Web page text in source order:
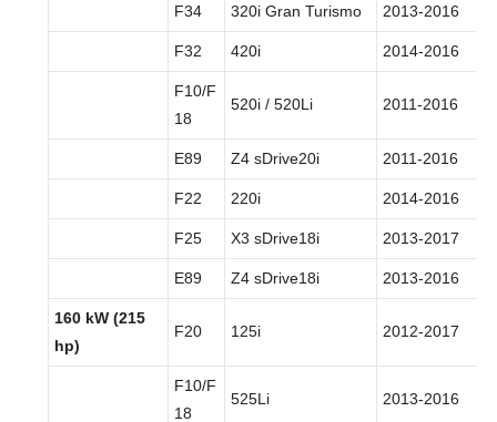
F34 320i Gran Turismo 2013-2016
F32 420i 2014-2016
F10/F
18
520i / 520Li 2011-2016
E89 Z4 sDrive20i 2011-2016
F22 220i 2014-2016
F25 X3 sDrive18i 2013-2017
E89 Z4 sDrive18i 2013-2016
160 kW (215
hp)
F20 125i 2012-2017
F10/F
18
525Li 2013-2016